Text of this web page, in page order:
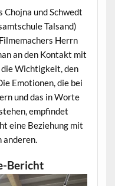
Chojna und Schwedt
Talsand)
Herrn
an den Kontakt mit
Wichtigkeit, den
Emotionen, die bei
und das in Worte
empfindet
eine Beziehung mit
anderen.
Bericht